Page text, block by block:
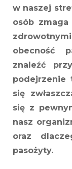
w naszej
osób
obecność
znaleźć
podejrzenie
się
się z
nasz
oraz
pasożyty.